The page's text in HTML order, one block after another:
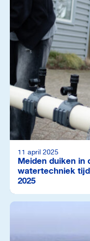
11 april 2025
Meiden duiken in
watertechniek
2025